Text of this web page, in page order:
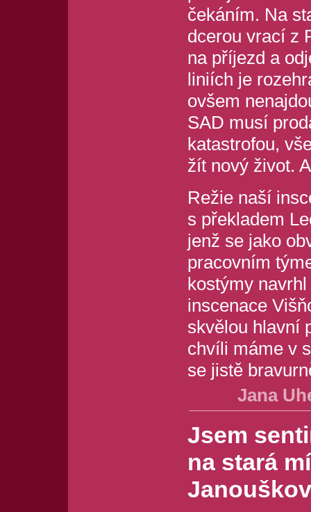
čekáním. Na
dcerou vrací z
na příjezd a
liniích je
ovšem
SAD musí
katastrofou,
žít nový život.
Režie naší
s překladem
jenž se jako
pracovním
kostýmy
inscenace
skvělou hlavní
chvíli máme v
se jistě
Jana
Jsem
na stará